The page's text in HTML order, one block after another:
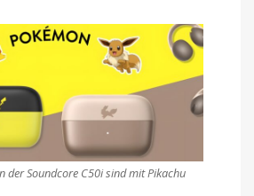
der Soundcore C50i sind mit Pikachu